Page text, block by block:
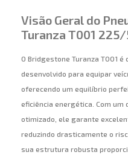
Visão Geral do
Turanza T001
O Bridgestone Turanza T001
desenvolvido para equipar
oferecendo um equilíbrio
eficiência energética. Com um
otimizado, ele garante
reduzindo drasticamente o
sua estrutura robusta